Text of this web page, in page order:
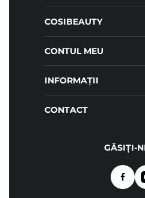
COSIBEAUTY
CONTUL MEU
INFORMAȚII
CONTACT
GĂSIȚI-